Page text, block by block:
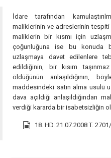
İdare tarafından
maliklerinin ve adreslerinin tespiti
maliklerin bir kısmı için
çoğunluğuna ise bu konuda
uzlaşmaya davet edilenlere
edildiğinin, bir kısım
öldüğünün anlaşıldığının,
maddesindeki satın alma usulü
dava açıldığı anlaşıldığından
verdiği kararda bir isabetsizliğin
18. HD. 21.07.2008 T.